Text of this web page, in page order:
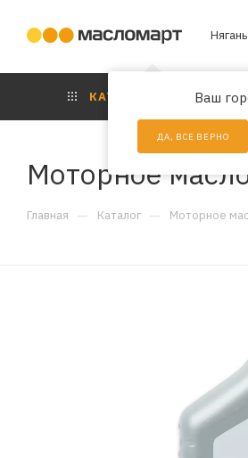
Нягань
Ваш
ДА, ВСЕ ВЕРНО
КАТАЛОГ
Моторное
Главная — Каталог — Моторное